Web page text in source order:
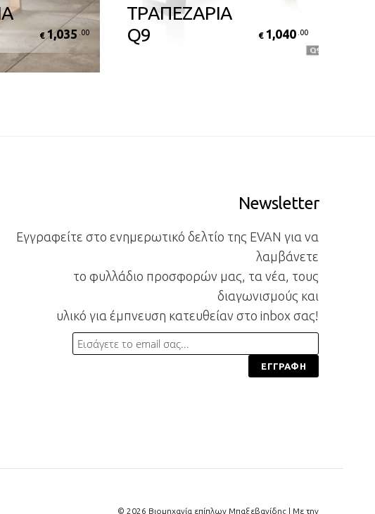
€ 1,035 .00
ΤΡΑΠΕΖΑΡΙΑ
Q9
€ 1,040 .00
Newsletter
Εγγραφείτε στο ενημερωτικό δελτίο της EVAN για να
λαμβάνετε
το φυλλάδιο προσφορών μας, τα νέα, τους
διαγωνισμούς και
υλικό για έμπνευση κατευθείαν στο inbox σας!
© 2026 Βιομηχανία επίπλων Μπαξεβανίδης | Με την